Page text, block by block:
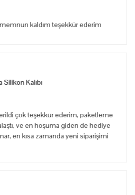
kaldım teşekkür ederim
Silikon Kalıbı
çok teşekkür ederim, paketleme
ve en hoşuma giden de hediye
en kısa zamanda yeni siparişimi